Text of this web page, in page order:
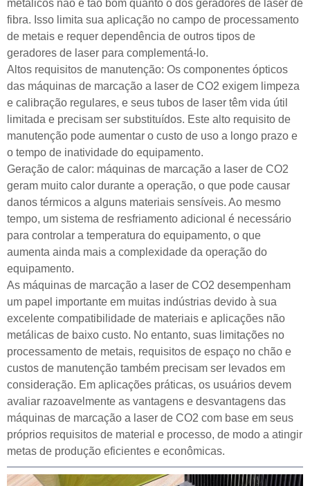
metálicos não é tão bom quanto o dos geradores de laser de
fibra. Isso limita sua aplicação no campo de processamento
de metais e requer dependência de outros tipos de
geradores de laser para complementá-lo.
Altos requisitos de manutenção: Os componentes ópticos
das máquinas de marcação a laser de CO2 exigem limpeza
e calibração regulares, e seus tubos de laser têm vida útil
limitada e precisam ser substituídos. Este alto requisito de
manutenção pode aumentar o custo de uso a longo prazo e
o tempo de inatividade do equipamento.
Geração de calor: máquinas de marcação a laser de CO2
geram muito calor durante a operação, o que pode causar
danos térmicos a alguns materiais sensíveis. Ao mesmo
tempo, um sistema de resfriamento adicional é necessário
para controlar a temperatura do equipamento, o que
aumenta ainda mais a complexidade da operação do
equipamento.
As máquinas de marcação a laser de CO2 desempenham
um papel importante em muitas indústrias devido à sua
excelente compatibilidade de materiais e aplicações não
metálicas de baixo custo. No entanto, suas limitações no
processamento de metais, requisitos de espaço no chão e
custos de manutenção também precisam ser levados em
consideração. Em aplicações práticas, os usuários devem
avaliar razoavelmente as vantagens e desvantagens das
máquinas de marcação a laser de CO2 com base em seus
próprios requisitos de material e processo, de modo a atingir
metas de produção eficientes e econômicas.